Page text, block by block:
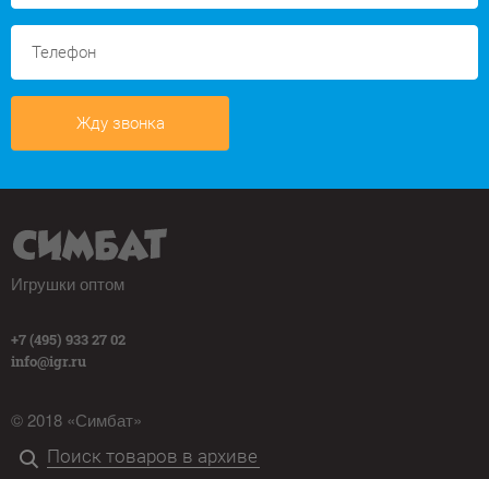
Жду звонка
Игрушки оптом
+7 (495) 933 27 02
info@igr.ru
© 2018 «Симбат»